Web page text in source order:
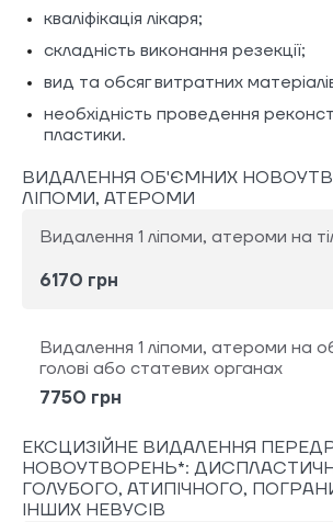
кваліфікація лікаря;
складність виконання резекції;
вид та обсяг витратних
необхідність проведення
пластики.
ВИДАЛЕННЯ ОБ'ЄМНИХ
ЛІПОМИ, АТЕРОМИ
Видалення 1 ліпоми, атероми на
6170 грн
Видалення 1 ліпоми, атероми на
голові або статевих органах
7750 грн
ЕКСЦИЗІЙНЕ ВИДАЛЕННЯ
НОВОУТВОРЕНЬ*:
ГОЛУБОГО, АТИПІЧНОГО,
ІНШИХ НЕВУСІВ